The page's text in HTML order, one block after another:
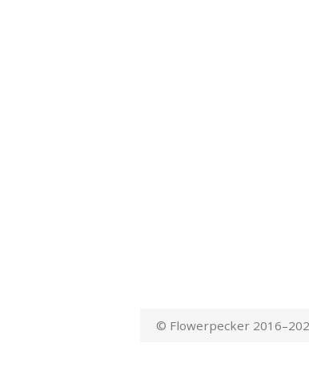
© Flowerpecker